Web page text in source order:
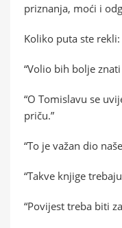
priznanja, moći i
Koliko puta ste rekli:
“Volio bih bolje
“O Tomislavu se
priču.”
“To je važan dio
“Takve knjige
“Povijest treba biti